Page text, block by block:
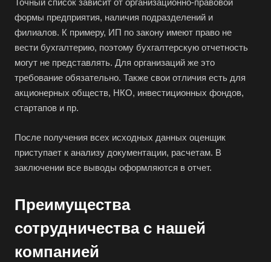
Точный список зависит от организационно-правовой
формы предприятия, наличия подразделений и
филиалов. К примеру, ИП по закону имеют право не
вести бухгалтерию, поэтому бухгалтерскую отчетность
могут не представлять. Для организаций же это
требование обязательно. Также свои отличия есть для
акционерных обществ, НКО, инвестиционных фондов,
стартапов и пр.
После получения всех исходных данных оценщик
приступает к анализу документации, расчетам. В
заключении все выводы оформляются в отчет.
Преимущества
сотрудничества с нашей
компанией
Асино
Астрахань
Ахтубинск
Ачинск
Аша
Баймак
Балабаново
Балаково
Балашиха
Барабинск
Барнаул
Батайск